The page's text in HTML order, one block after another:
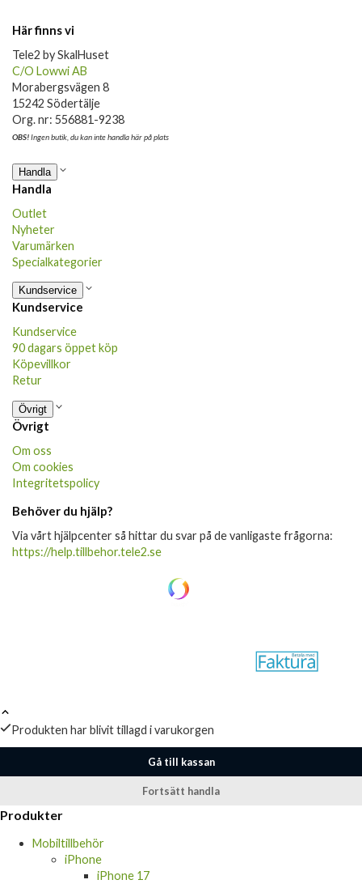
Här finns vi
Tele2 by SkalHuset
C/O Lowwi AB
Morabergsvägen 8
15242 Södertälje
Org. nr: 556881-9238
OBS!Ingen butik, du kan inte handla här på plats
Handla
Handla
Outlet
Nyheter
Varumärken
Specialkategorier
Kundservice
Kundservice
Kundservice
90 dagars öppet köp
Köpevillkor
Retur
Övrigt
Övrigt
Om oss
Om cookies
Integritetspolicy
Behöver du hjälp?
Via vårt hjälpcenter så hittar du svar på de vanligaste frågorna:
https://help.tillbehor.tele2.se
Produkten har blivit tillagd i varukorgen
Gå till kassan
Fortsätt handla
Produkter
Mobiltillbehör
iPhone
iPhone 17